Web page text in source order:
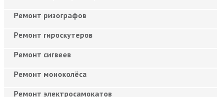
Ремонт ризографов
Ремонт гироскутеров
Ремонт сигвеев
Ремонт моноколёса
Ремонт электросамокатов